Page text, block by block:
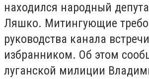
находился народный
Ляшко. Митингующие
руководства канала
избранником. Об этом
луганской милиции